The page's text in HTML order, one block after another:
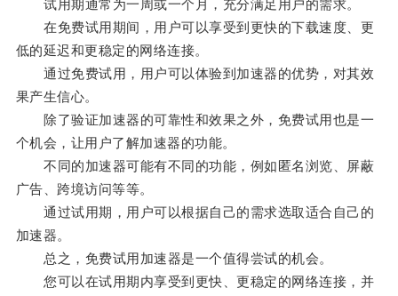
试用期通常为一周或一个月，充分满足用户的需求。
在免费试用期间，用户可以享受到更快的下载速度、更
低的延迟和更稳定的网络连接。
通过免费试用，用户可以体验到加速器的优势，对其效
果产生信心。
除了验证加速器的可靠性和效果之外，免费试用也是一
个机会，让用户了解加速器的功能。
不同的加速器可能有不同的功能，例如匿名浏览、屏蔽
广告、跨境访问等等。
通过试用期，用户可以根据自己的需求选取适合自己的
加速器。
总之，免费试用加速器是一个值得尝试的机会。
您可以在试用期内享受到更快、更稳定的网络连接，并